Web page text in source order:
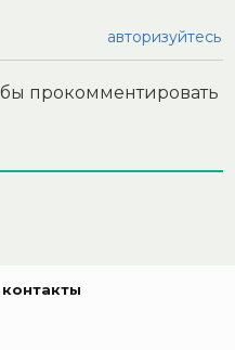
авторизуйтесь
прокомментировать
контакты